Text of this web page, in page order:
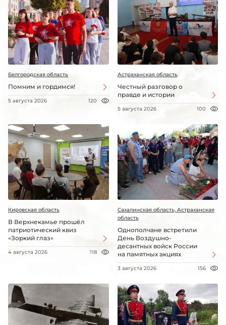
Белгородская область
Помним и гордимся!
5 августа 2026 120
Астраханская область
Честный разговор о
правде и истории
5 августа 2026 100
Кировская область
В Верхнекамье прошёл
патриотический квиз
«Зоркий глаз»
4 августа 2026 118
Сахалинская область, Астраханская
область
Однополчане встретили
День Воздушно-
десантных войск России
на памятных акциях
3 августа 2026 156